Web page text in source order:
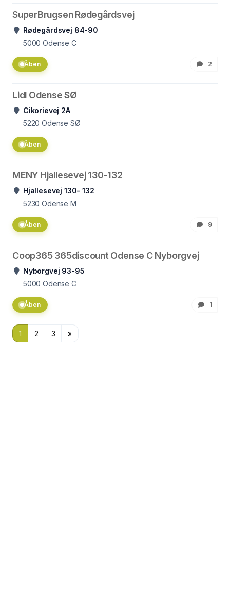
SuperBrugsen Rødegårdsvej
Rødegårdsvej 84-90
5000 Odense C
Åben 2
Lidl Odense SØ
Cikorievej 2A
5220 Odense SØ
Åben
MENY Hjallesevej 130-132
Hjallesevej 130- 132
5230 Odense M
Åben 9
Coop365 365discount Odense C Nyborgvej
Nyborgvej 93-95
5000 Odense C
Åben 1
1 2 3 »